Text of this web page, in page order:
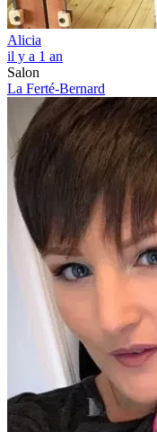
Alicia
il y a 1 an
Salon
La Ferté-Bernard